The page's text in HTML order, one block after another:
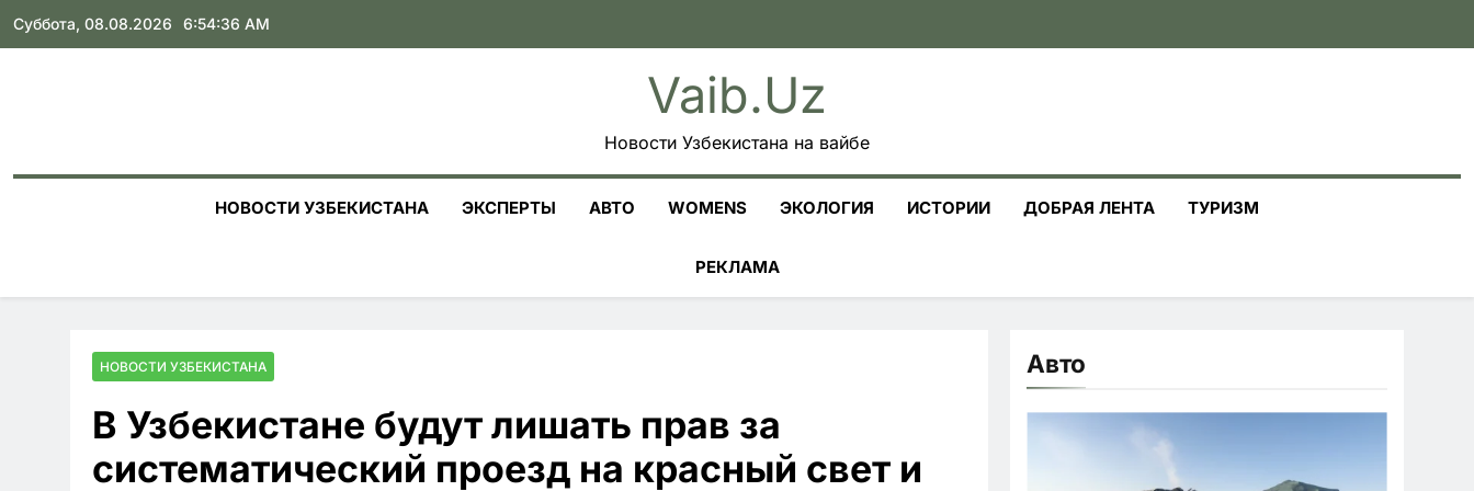
Skip
Суббота, 08.08.2026 6:54:37 AM
Vaib.uz
Новости Узбекистана на вайбе
НОВОСТИ УЗБЕКИСТАНА ЭКСПЕРТЫ АВТО WOMENS ЭКОЛОГИЯ ИСТОРИИ ДОБРАЯ ЛЕНТА ТУРИЗМ
РЕКЛАМА
НОВОСТИ УЗБЕКИСТАНА
В Узбекистане будут лишать прав за
систематический проезд на красный свет и
Авто